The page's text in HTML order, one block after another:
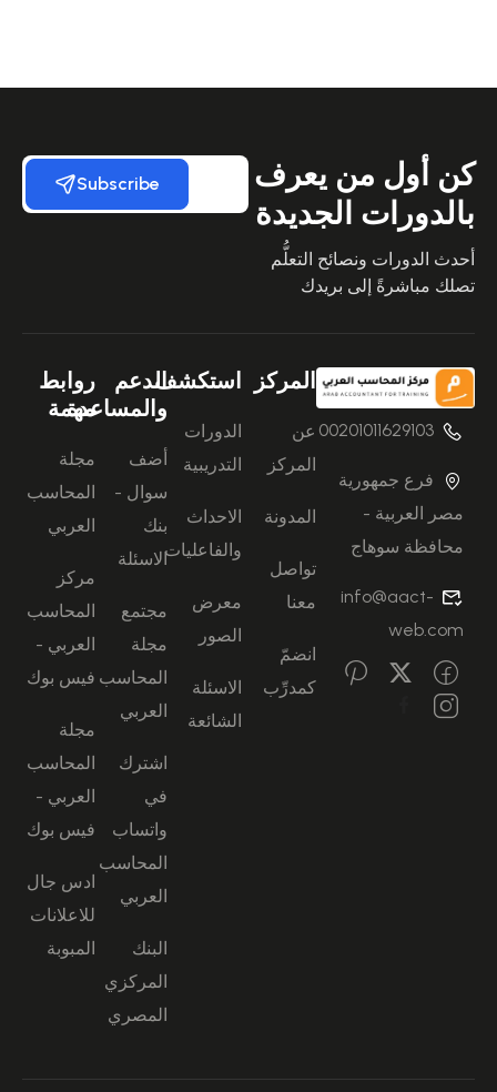
كن أول من يعرف
بالدورات الجديدة
أحدث الدورات ونصائح التعلُّم
تصلك مباشرةً إلى بريدك
Subscribe
00201011629103
فرع جمهورية
مصر العربية -
محافظة سوهاج
info@aact-
web.com
المركز
عن
المركز
المدونة
تواصل
معنا
انضمّ
كمدرِّب
استكشف
الدورات
التدريبية
الاحداث
والفاعليات
معرض
الصور
الاسئلة
الشائعة
الدعم
والمساعدة
أضف
سوال -
بنك
الاسئلة
مجتمع
مجلة
المحاسب
العربي
اشترك
في
واتساب
المحاسب
العربي
البنك
المركزي
المصري
روابط
مهمة
مجلة
المحاسب
العربي
مركز
المحاسب
العربي -
فيس بوك
مجلة
المحاسب
العربي -
فيس بوك
ادس جال
للاعلانات
المبوبة